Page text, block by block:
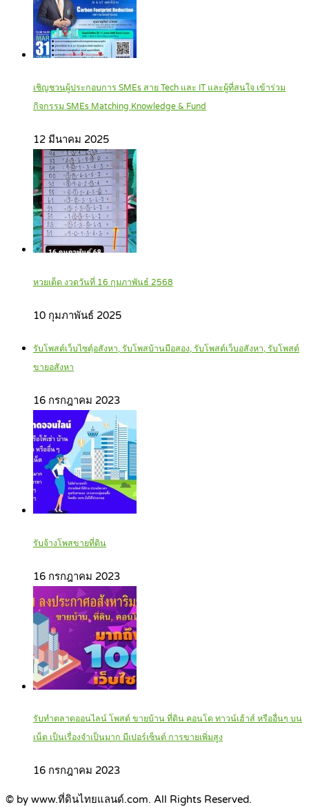
เชิญชวนผู้ประกอบการ SMEs สาย Tech และ IT และผู้ที่สนใจ เข้าร่วม
กิจกรรม SMEs Matching Knowledge & Fund
12 มีนาคม 2025
หวยเด็ด งวดวันที่ 16 กุมภาพันธ์ 2568
10 กุมภาพันธ์ 2025
รับโพสต์เว็บไซตฺ์อสังหา, รับโพสบ้านมือสอง, รับโพสต์เว็บอสังหา, รับโพสต์
ขายอสังหา
16 กรกฎาคม 2023
รับจ้างโพสขายที่ดิน
16 กรกฎาคม 2023
รับทำตลาดออนไลน์ โพสต์ ขายบ้าน ที่ดิน คอนโด ทาวน์เฮ้าส์ หรืออื่นๆ บน
เน็ต เป็นเรื่องจำเป็นมาก มีเปอร์เซ็นต์ การขายเพิ่มสูง
16 กรกฎาคม 2023
© by www.ที่ดินไทยแลนด์.com. All Rights Reserved.